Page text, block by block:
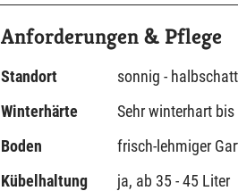
Anforderungen & Pflege
Standort
sonnig -
Winterhärte
Sehr winterhart bis
Boden
frisch-lehmiger
Kübelhaltung
ja, ab 35 - 45 Liter